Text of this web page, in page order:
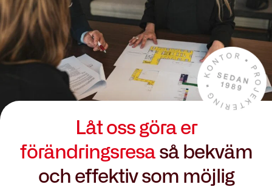
Låt oss göra er
förändringsresa så bekväm
och effektiv som möjlig